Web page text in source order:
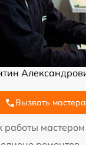
Вызвать мастера
работы мастером